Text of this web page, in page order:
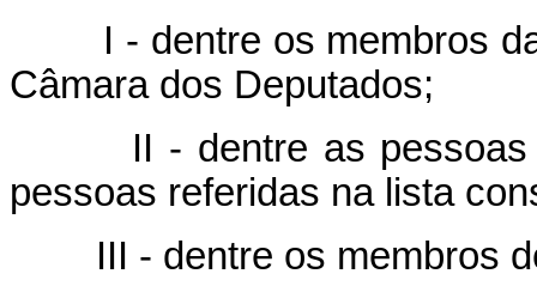
I - dentre os membros
Câmara dos Deputados;
II - dentre as
pessoas referidas na lista
III - dentre os membros